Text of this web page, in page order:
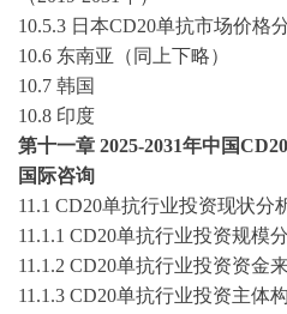
10.5.3 日本CD20单抗市场价格
10.6 东南亚（同上下略）
10.7 韩国
10.8 印度
第十一章 2025-2031年中国
国际咨询
11 .1 CD20单抗行业投资现状分
11 .1.1 CD20单抗行业投资规模
11 .1.2 CD20单抗行业投资资金
11 .1.3 CD20单抗行业投资主体